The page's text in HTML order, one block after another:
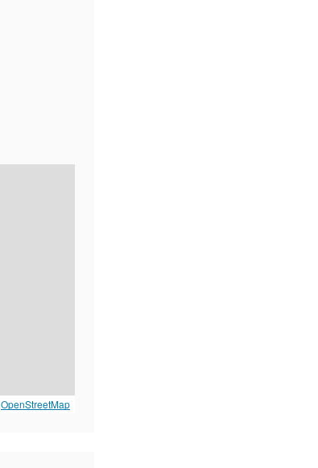
OpenStreetMap